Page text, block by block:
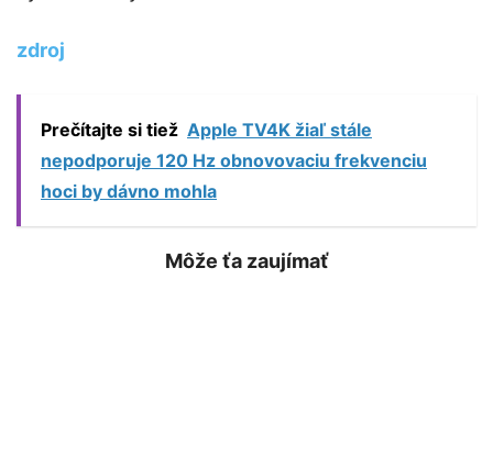
zdroj
Prečítajte si tiež Apple TV4K žiaľ stále
nepodporuje 120 Hz obnovovaciu frekvenciu
hoci by dávno mohla
Môže ťa zaujímať